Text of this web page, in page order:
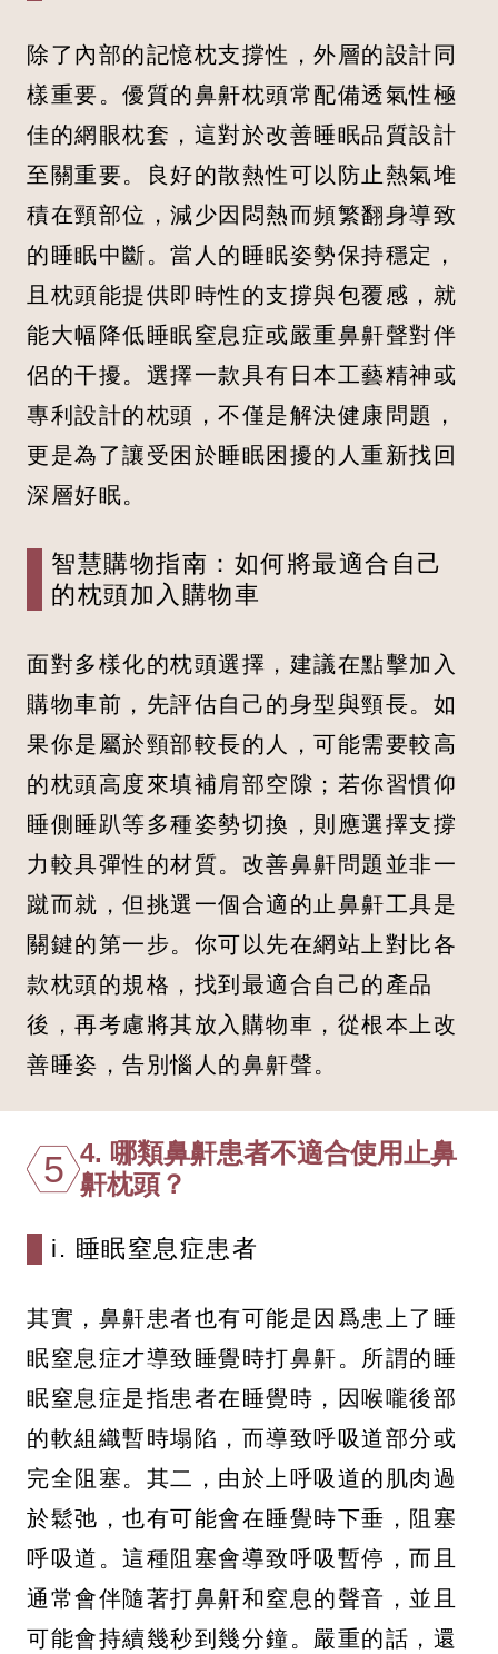
除了內部的記憶枕支撐性，外層的設計同
樣重要。優質的鼻鼾枕頭常配備透氣性極
佳的網眼枕套，這對於改善睡眠品質設計
至關重要。良好的散熱性可以防止熱氣堆
積在頸部位，減少因悶熱而頻繁翻身導致
的睡眠中斷。當人的睡眠姿勢保持穩定，
且枕頭能提供即時性的支撐與包覆感，就
能大幅降低睡眠窒息症或嚴重鼻鼾聲對伴
侶的干擾。選擇一款具有日本工藝精神或
專利設計的枕頭，不僅是解決健康問題，
更是為了讓受困於睡眠困擾的人重新找回
深層好眠。
智慧購物指南：如何將最適合自己
的枕頭加入購物車
面對多樣化的枕頭選擇，建議在點擊加入
購物車前，先評估自己的身型與頸長。如
果你是屬於頸部較長的人，可能需要較高
的枕頭高度來填補肩部空隙；若你習慣仰
睡側睡趴等多種姿勢切換，則應選擇支撐
力較具彈性的材質。改善鼻鼾問題並非一
蹴而就，但挑選一個合適的止鼻鼾工具是
關鍵的第一步。你可以先在網站上對比各
款枕頭的規格，找到最適合自己的產品
後，再考慮將其放入購物車，從根本上改
善睡姿，告別惱人的鼻鼾聲。
5 4. 哪類鼻鼾患者不適合使用止鼻
鼾枕頭？
i. 睡眠窒息症患者
其實，鼻鼾患者也有可能是因爲患上了睡
眠窒息症才導致睡覺時打鼻鼾。所謂的睡
眠窒息症是指患者在睡覺時，因喉嚨後部
的軟組織暫時塌陷，而導致呼吸道部分或
完全阻塞。其二，由於上呼吸道的肌肉過
於鬆弛，也有可能會在睡覺時下垂，阻塞
呼吸道。這種阻塞會導致呼吸暫停，而且
通常會伴隨著打鼻鼾和窒息的聲音，並且
可能會持續幾秒到幾分鐘。嚴重的話，還